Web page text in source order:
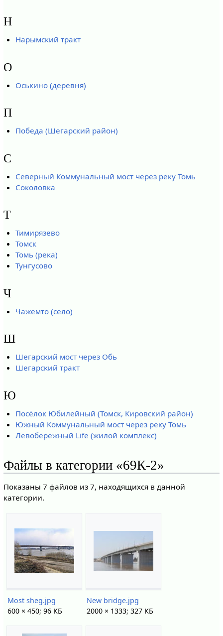
Н
Нарымский тракт
О
Оськино (деревня)
П
Победа (Шегарский район)
С
Северный Коммунальный мост через реку Томь
Соколовка
Т
Тимирязево
Томск
Томь (река)
Тунгусово
Ч
Чажемто (село)
Ш
Шегарский мост через Обь
Шегарский тракт
Ю
Посёлок Юбилейный (Томск, Кировский район)
Южный Коммунальный мост через реку Томь
Левобережный Life (жилой комплекс)
Файлы в категории «69К-2»
Показаны 7 файлов из 7, находящихся в данной
категории.
Most sheg.jpg
600 × 450; 96 КБ
New bridge.jpg
2000 × 1333; 327 КБ